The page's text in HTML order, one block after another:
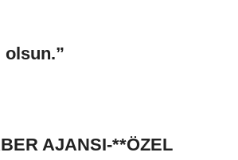
olsun.”
AJANSI-**ÖZEL